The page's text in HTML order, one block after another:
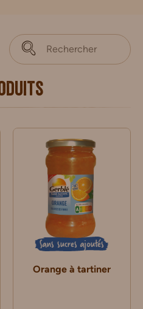
Sans sucres ajoutés
Orange à tartiner